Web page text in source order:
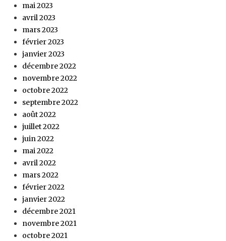
mai 2023
avril 2023
mars 2023
février 2023
janvier 2023
décembre 2022
novembre 2022
octobre 2022
septembre 2022
août 2022
juillet 2022
juin 2022
mai 2022
avril 2022
mars 2022
février 2022
janvier 2022
décembre 2021
novembre 2021
octobre 2021